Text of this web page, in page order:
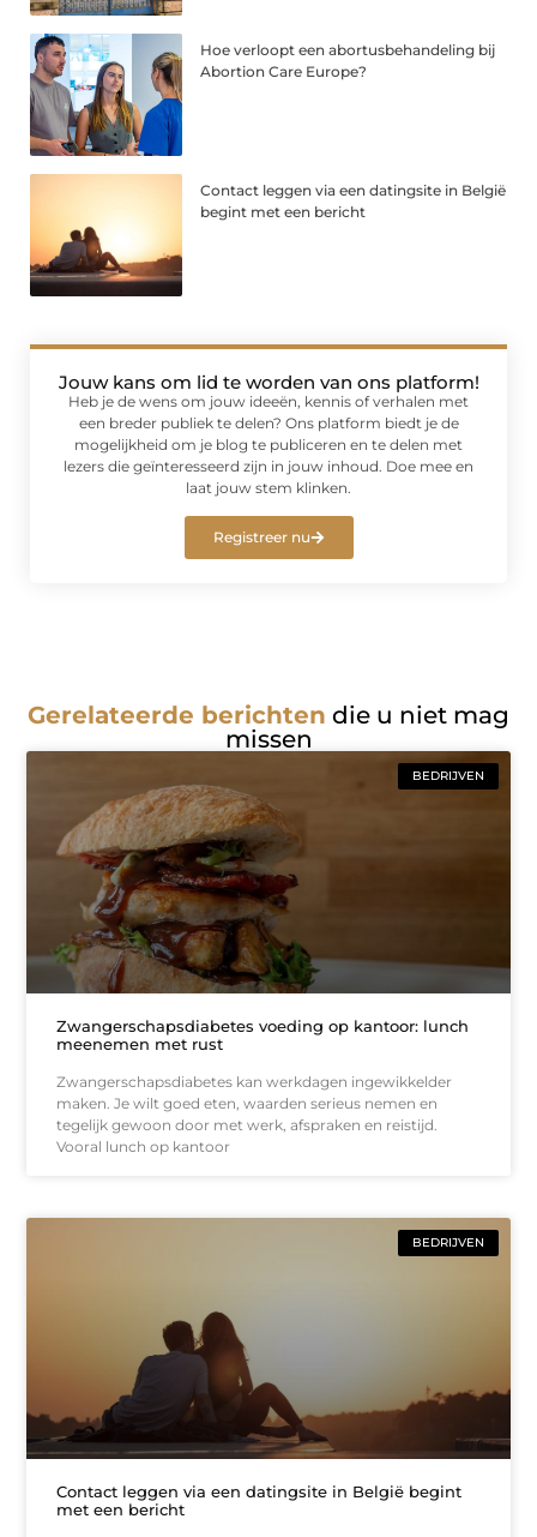
Hoe verloopt een abortusbehandeling bij
Abortion Care Europe?
Contact leggen via een datingsite in België
begint met een bericht
Jouw kans om lid te worden van ons platform!
Heb je de wens om jouw ideeën, kennis of verhalen met
een breder publiek te delen? Ons platform biedt je de
mogelijkheid om je blog te publiceren en te delen met
lezers die geïnteresseerd zijn in jouw inhoud. Doe mee en
laat jouw stem klinken.
Registreer nu
Gerelateerde berichten die u niet mag
missen
BEDRIJVEN
Zwangerschapsdiabetes voeding op kantoor: lunch
meenemen met rust
Zwangerschapsdiabetes kan werkdagen ingewikkelder
maken. Je wilt goed eten, waarden serieus nemen en
tegelijk gewoon door met werk, afspraken en reistijd.
Vooral lunch op kantoor
BEDRIJVEN
Contact leggen via een datingsite in België begint
met een bericht